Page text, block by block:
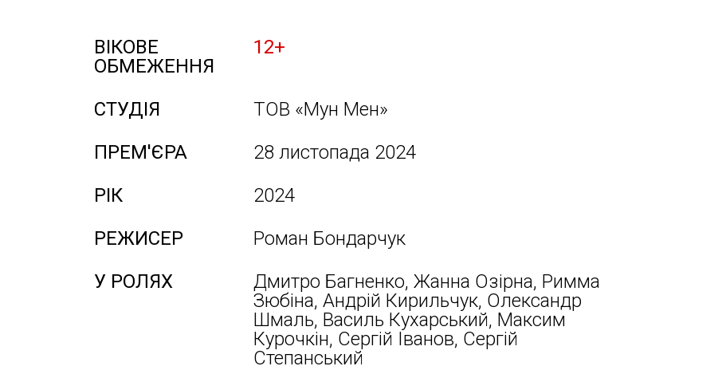
ВІКОВЕ
ОБМЕЖЕННЯ
12+
СТУДІЯ
ТОВ «Мун Мен»
ПРЕМ'ЄРА
28 листопада 2024
РІК
2024
РЕЖИСЕР
Роман Бондарчук
У РОЛЯХ
Дмитро Багненко, Жанна Озірна, Римма
Зюбіна, Андрій Кирильчук, Олександр
Шмаль, Василь Кухарський, Максим
Курочкін, Сергій Іванов, Сергій
Степанський